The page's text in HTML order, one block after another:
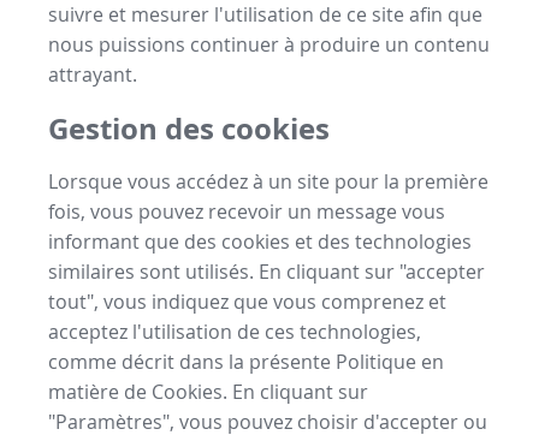
suivre et mesurer l'utilisation de ce site afin que
nous puissions continuer à produire un contenu
attrayant.
Gestion des cookies
Lorsque vous accédez à un site pour la première
fois, vous pouvez recevoir un message vous
informant que des cookies et des technologies
similaires sont utilisés. En cliquant sur "accepter
tout", vous indiquez que vous comprenez et
acceptez l'utilisation de ces technologies,
comme décrit dans la présente Politique en
matière de Cookies. En cliquant sur
"Paramètres", vous pouvez choisir d'accepter ou